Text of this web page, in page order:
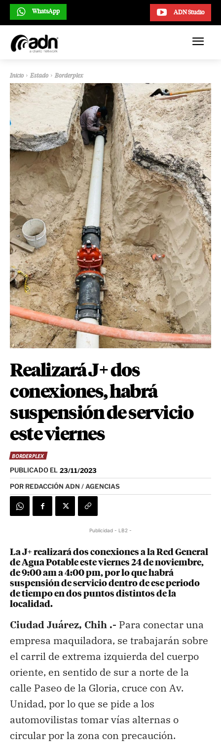
ADN Studio
WhatsApp
Inicio Estado Borderplex
Realizará J+ dos
conexiones, habrá
suspensión de servicio
este viernes
BORDERPLEX
PUBLICADO EL 23/11/2023
POR REDACCIÓN ADN / AGENCIAS
Publicidad - LB2 -
La J+ realizará dos conexiones a la Red General
de Agua Potable este viernes 24 de noviembre,
de 9:00 am a 4:00 pm, por lo que habrá
suspensión de servicio dentro de ese periodo
de tiempo en dos puntos distintos de la
localidad.
Ciudad Juárez, Chih .- Para conectar una
empresa maquiladora, se trabajarán sobre
el carril de extrema izquierda del cuerpo
oriente, en sentido de sur a norte de la
calle Paseo de la Gloria, cruce con Av.
Unidad, por lo que se pide a los
automovilistas tomar vías alternas o
circular por la zona con precaución.